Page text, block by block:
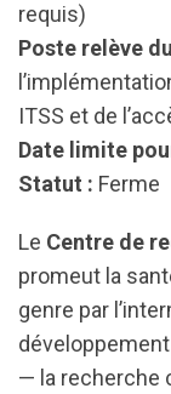
requis)
Poste relève
ITSS et de
Date limite
Statut : Ferme
Le Centre de
promeut la
genre par
— la recherche